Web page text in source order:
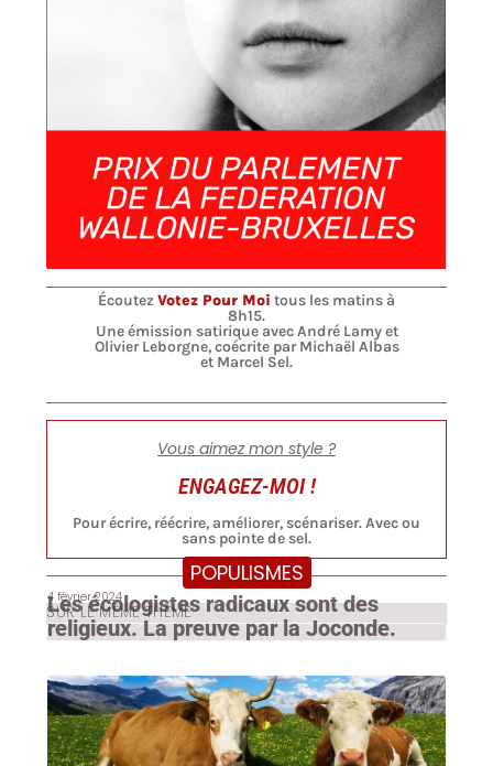
Écoutez Votez Pour Moi tous les matins à
8h15.
Une émission satirique avec André Lamy et
Olivier Leborgne, coécrite par Michaël Albas
et Marcel Sel.
Vous aimez mon style ?
ENGAGEZ-MOI !
Pour écrire, réécrire, améliorer, scénariser. Avec ou
sans pointe de sel.
SUR LE MÊME THÈME
POPULISMES
4 février 2024
Les écologistes radicaux sont des
religieux. La preuve par la Joconde.